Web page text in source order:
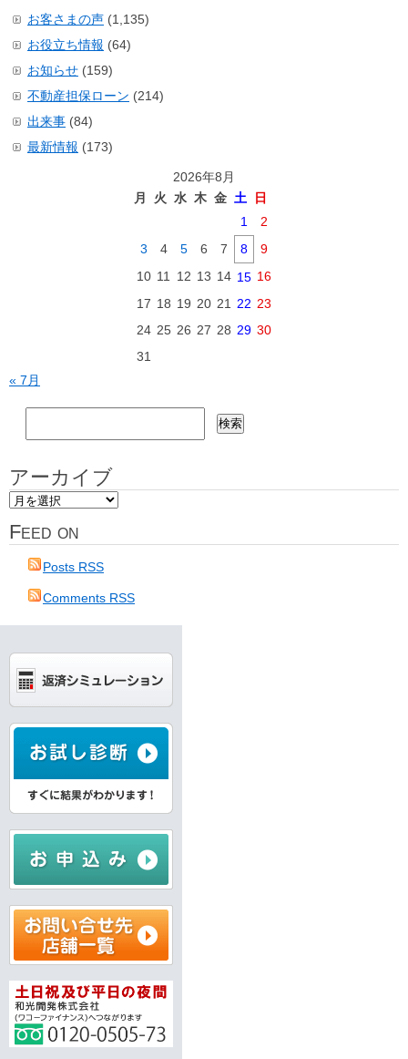
お客さまの声 (1,135)
お役立ち情報 (64)
お知らせ (159)
不動産担保ローン (214)
出来事 (84)
最新情報 (173)
2026年8月
月
火 水 木 金 土
日
1
2
3
4 5 6 7 8
9
10 11 12 13 14 15 16
17 18 19 20 21 22 23
24 25 26 27 28 29 30
31
« 7月
検
アーカイブ
ア
カ
Feed on
Posts RSS
Comments RSS